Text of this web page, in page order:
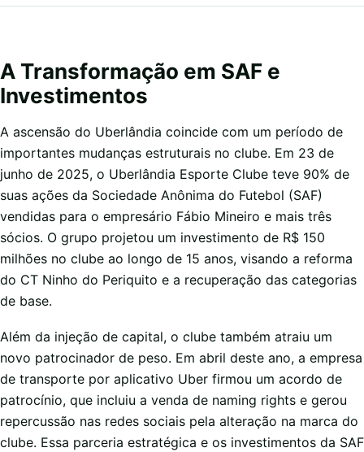
A Transformação em SAF e
Investimentos
A ascensão do Uberlândia coincide com um período de
importantes mudanças estruturais no clube. Em 23 de
junho de 2025, o Uberlândia Esporte Clube teve 90% de
suas ações da Sociedade Anônima do Futebol (SAF)
vendidas para o empresário Fábio Mineiro e mais três
sócios. O grupo projetou um investimento de R$ 150
milhões no clube ao longo de 15 anos, visando a reforma
do CT Ninho do Periquito e a recuperação das categorias
de base.
Além da injeção de capital, o clube também atraiu um
novo patrocinador de peso. Em abril deste ano, a empresa
de transporte por aplicativo Uber firmou um acordo de
patrocínio, que incluiu a venda de naming rights e gerou
repercussão nas redes sociais pela alteração na marca do
clube. Essa parceria estratégica e os investimentos da SAF